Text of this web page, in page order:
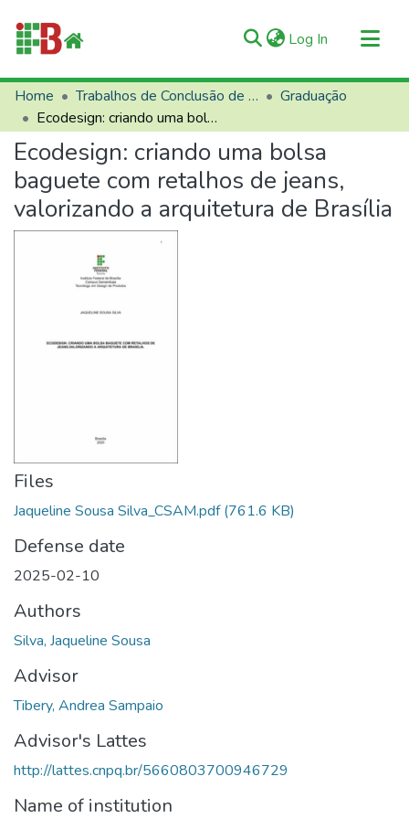
Log In (current)
Communities & Collections
All of RIIFB
Manuals and Terms
Statistics
About RIIFB
Home Trabalhos de Conclusão de Curso (TCCs)
Graduação
Ecodesign: criando uma bolsa baguete com retalhos de jeans, valorizando a arquitetura de Brasília
Ecodesign: criando uma bolsa
baguete com retalhos de jeans,
valorizando a arquitetura de Brasília
Files
Jaqueline Sousa Silva_CSAM.pdf(761.6 KB)
Defense date
2025-02-10
Authors
Silva, Jaqueline Sousa
Advisor
Tibery, Andrea Sampaio
Advisor's Lattes
http://lattes.cnpq.br/5660803700946729
Name of institution